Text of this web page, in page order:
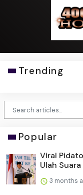
Trending
Popular
Viral
Ulah Suara
3 months